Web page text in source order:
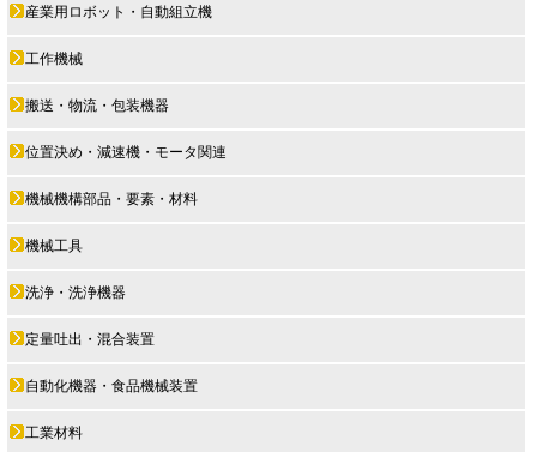
産業用ロボット・自動組立機
工作機械
搬送・物流・包装機器
位置決め・減速機・モータ関連
機械機構部品・要素・材料
機械工具
洗浄・洗浄機器
定量吐出・混合装置
自動化機器・食品機械装置
工業材料